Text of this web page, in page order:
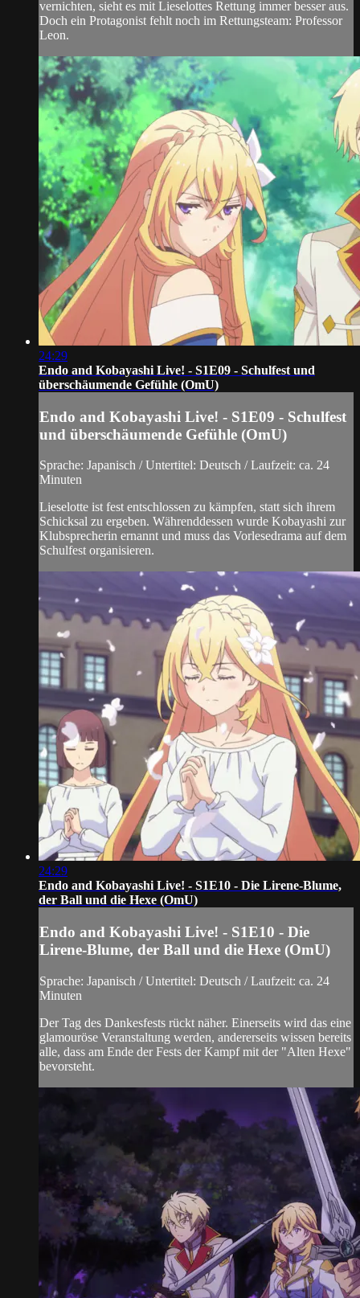
vernichten, sieht es mit Lieselottes Rettung immer besser aus.
Doch ein Protagonist fehlt noch im Rettungsteam: Professor
Leon.
24:29
Endo and Kobayashi Live! - S1E09 - Schulfest und
überschäumende Gefühle (OmU)
Endo and Kobayashi Live! - S1E09 - Schulfest
und überschäumende Gefühle (OmU)
Sprache: Japanisch / Untertitel: Deutsch / Laufzeit: ca. 24
Minuten
Lieselotte ist fest entschlossen zu kämpfen, statt sich ihrem
Schicksal zu ergeben. Währenddessen wurde Kobayashi zur
Klubsprecherin ernannt und muss das Vorlesedrama auf dem
Schulfest organisieren.
24:29
Endo and Kobayashi Live! - S1E10 - Die Lirene-Blume,
der Ball und die Hexe (OmU)
Endo and Kobayashi Live! - S1E10 - Die
Lirene-Blume, der Ball und die Hexe (OmU)
Sprache: Japanisch / Untertitel: Deutsch / Laufzeit: ca. 24
Minuten
Der Tag des Dankesfests rückt näher. Einerseits wird das eine
glamouröse Veranstaltung werden, andererseits wissen bereits
alle, dass am Ende der Fests der Kampf mit der "Alten Hexe"
bevorsteht.